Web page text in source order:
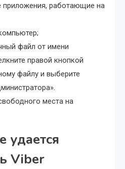
приложения, работающие на
файл от имени
правой кнопкой
файлу и выберите
места на
удается
Viber